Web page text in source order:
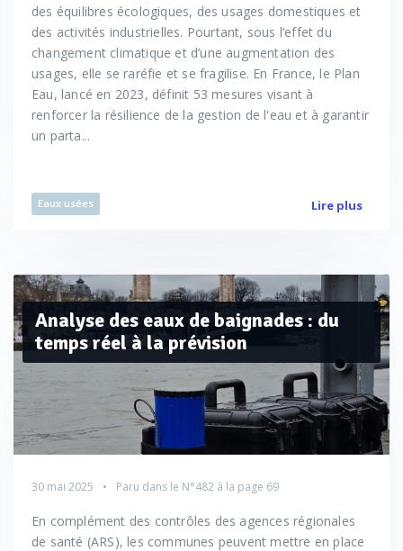
des équilibres écologiques, des usages domestiques et
des activités industrielles. Pourtant, sous l’effet du
changement climatique et d’une augmentation des
usages, elle se raréfie et se fragilise. En France, le Plan
Eau, lancé en 2023, définit 53 mesures visant à
renforcer la résilience de la gestion de l'eau et à garantir
un parta...
Eaux usées Lire plus
Analyse des eaux de baignades : du
temps réel à la prévision
30 mai 2025 Paru dans le N°482 à la page 69
En complément des contrôles des agences régionales
de santé (ARS), les communes peuvent mettre en place